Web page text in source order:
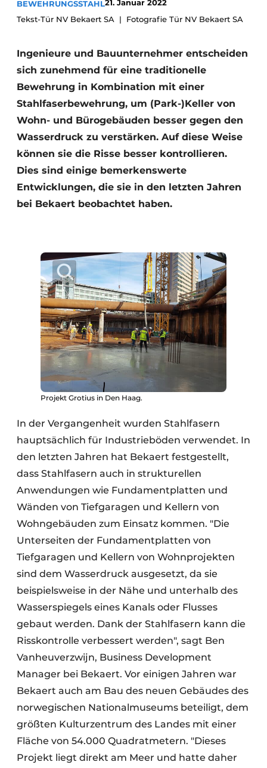
Datenschutz / Cookie-Erklärung
Videos
BEWEHRUNGSSTAHL21. Januar 2022
Tekst-Tür NV Bekaert SA
Fotografie Tür NV Bekaert SA
Ingenieure und Bauunternehmer entscheiden
sich zunehmend für eine traditionelle
Bewehrung in Kombination mit einer
Stahlfaserbewehrung, um (Park-)Keller von
Wohn- und Bürogebäuden besser gegen den
Wasserdruck zu verstärken. Auf diese Weise
können sie die Risse besser kontrollieren.
Dies sind einige bemerkenswerte
Entwicklungen, die sie in den letzten Jahren
bei Bekaert beobachtet haben.
Projekt Grotius in Den Haag.
In der Vergangenheit wurden Stahlfasern
hauptsächlich für Industrieböden verwendet. In
den letzten Jahren hat Bekaert festgestellt,
dass Stahlfasern auch in strukturellen
Anwendungen wie Fundamentplatten und
Wänden von Tiefgaragen und Kellern von
Wohngebäuden zum Einsatz kommen. "Die
Unterseiten der Fundamentplatten von
Tiefgaragen und Kellern von Wohnprojekten
sind dem Wasserdruck ausgesetzt, da sie
beispielsweise in der Nähe und unterhalb des
Wasserspiegels eines Kanals oder Flusses
gebaut werden. Dank der Stahlfasern kann die
Risskontrolle verbessert werden", sagt Ben
Vanheuverzwijn, Business Development
Manager bei Bekaert. Vor einigen Jahren war
Bekaert auch am Bau des neuen Gebäudes des
norwegischen Nationalmuseums beteiligt, dem
größten Kulturzentrum des Landes mit einer
Fläche von 54.000 Quadratmetern. "Dieses
Projekt liegt direkt am Meer und hatte daher